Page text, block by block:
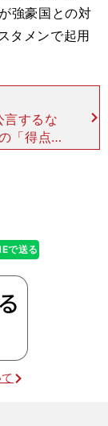
強豪国との対
タメンで起用
言するな
「得点に
それを自
子バレー
で送る